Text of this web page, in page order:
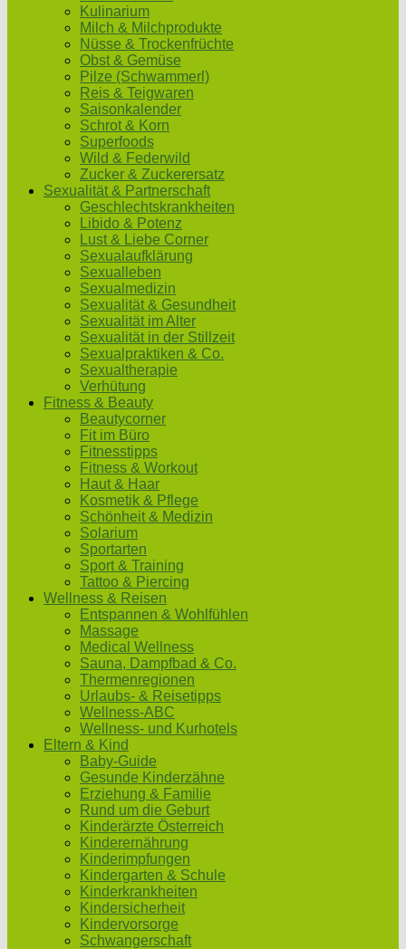
Kulinarium
Milch & Milchprodukte
Nüsse & Trockenfrüchte
Obst & Gemüse
Pilze (Schwammerl)
Reis & Teigwaren
Saisonkalender
Schrot & Korn
Superfoods
Wild & Federwild
Zucker & Zuckerersatz
Sexualität & Partnerschaft
Geschlechtskrankheiten
Libido & Potenz
Lust & Liebe Corner
Sexualaufklärung
Sexualleben
Sexualmedizin
Sexualität & Gesundheit
Sexualität im Alter
Sexualität in der Stillzeit
Sexualpraktiken & Co.
Sexualtherapie
Verhütung
Fitness & Beauty
Beautycorner
Fit im Büro
Fitnesstipps
Fitness & Workout
Haut & Haar
Kosmetik & Pflege
Schönheit & Medizin
Solarium
Sportarten
Sport & Training
Tattoo & Piercing
Wellness & Reisen
Entspannen & Wohlfühlen
Massage
Medical Wellness
Sauna, Dampfbad & Co.
Thermenregionen
Urlaubs- & Reisetipps
Wellness-ABC
Wellness- und Kurhotels
Eltern & Kind
Baby-Guide
Gesunde Kinderzähne
Erziehung & Familie
Rund um die Geburt
Kinderärzte Österreich
Kinderernährung
Kinderimpfungen
Kindergarten & Schule
Kinderkrankheiten
Kindersicherheit
Kindervorsorge
Schwangerschaft